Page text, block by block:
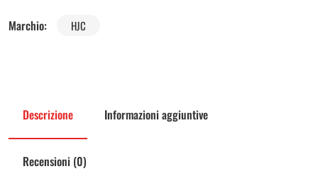
Marchio: HJC
Descrizione Informazioni aggiuntive
Recensioni (0)